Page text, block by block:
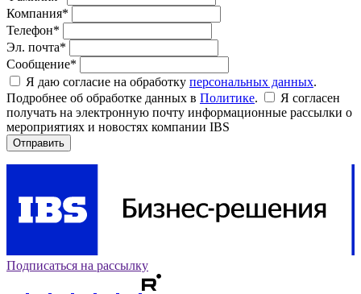
Компания*
Телефон*
Эл. почта*
Сообщение*
Я даю согласие на обработку персональных данных.
Подробнее об обработке данных в Политике.
Я согласен
получать на электронную почту информационные рассылки о
мероприятиях и новостях компании IBS
Отправить
Подписаться на рассылку